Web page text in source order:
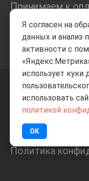
Принимаем к
+7 8332205-
ИП Баранов А.С.
Политика
Я согласен на
данных и анализ
активности с
использует куки
использовать
политикой
OK